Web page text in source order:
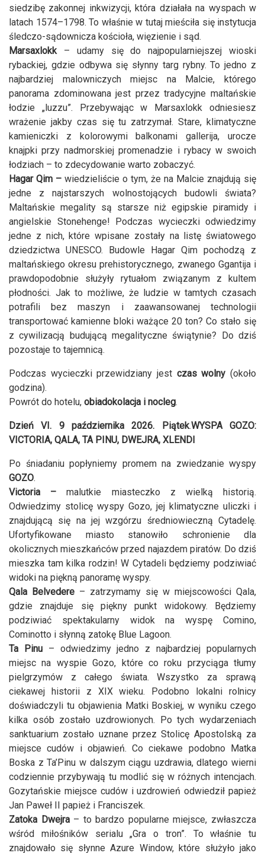
siedzibę zakonnej inkwizycji, która działała na wyspach w
latach 1574–1798. To właśnie w tutaj mieściła się instytucja
śledczo-sądownicza kościoła, więzienie i sąd.
Marsaxlokk – udamy się do najpopularniejszej wioski
rybackiej, gdzie odbywa się słynny targ rybny. To jedno z
najbardziej malowniczych miejsc na Malcie, którego
panorama zdominowana jest przez tradycyjne maltańskie
łodzie „luzzu”. Przebywając w Marsaxlokk odniesiesz
wrażenie jakby czas się tu zatrzymał. Stare, klimatyczne
kamieniczki z kolorowymi balkonami gallerija, urocze
knajpki przy nadmorskiej promenadzie i rybacy w swoich
łodziach – to zdecydowanie warto zobaczyć.
Hagar Qim – wiedzieliście o tym, że na Malcie znajdują się
jedne z najstarszych wolnostojących budowli świata?
Maltańskie megality są starsze niż egipskie piramidy i
angielskie Stonehenge! Podczas wycieczki odwiedzimy
jedne z nich, które wpisane zostały na listę światowego
dziedzictwa UNESCO. Budowle Hagar Qim pochodzą z
maltańskiego okresu prehistorycznego, zwanego Ggantija i
prawdopodobnie służyły rytuałom związanym z kultem
płodności. Jak to możliwe, że ludzie w tamtych czasach
potrafili bez maszyn i zaawansowanej technologii
transportować kamienne bloki ważące 20 ton? Co stało się
z cywilizacją budującą megalityczne świątynie? Do dziś
pozostaje to tajemnicą.
Podczas wycieczki przewidziany jest czas wolny (około
godzina).
Powrót do hotelu, obiadokolacja i nocleg.
Dzień VI. 9 października 2026. Piątek.WYSPA GOZO:
VICTORIA, QALA, TA PINU, DWEJRA, XLENDI
Po śniadaniu popłyniemy promem na zwiedzanie wyspy
GOZO.
Victoria –malutkie miasteczko z wielką historią.
Odwiedzimy stolicę wyspy Gozo, jej klimatyczne uliczki i
znajdującą się na jej wzgórzu średniowieczną Cytadelę.
Ufortyfikowane miasto stanowiło schronienie dla
okolicznych mieszkańców przed najazdem piratów. Do dziś
mieszka tam kilka rodzin! W Cytadeli będziemy podziwiać
widoki na piękną panoramę wyspy.
Qala Belvedere – zatrzymamy się w miejscowości Qala,
gdzie znajduje się piękny punkt widokowy. Będziemy
podziwiać spektakularny widok na wyspę Comino,
Cominotto i słynną zatokę Blue Lagoon.
Ta Pinu – odwiedzimy jedno z najbardziej popularnych
miejsc na wyspie Gozo, które co roku przyciąga tłumy
pielgrzymów z całego świata. Wszystko za sprawą
ciekawej historii z XIX wieku. Podobno lokalni rolnicy
doświadczyli tu objawienia Matki Boskiej, w wyniku czego
kilka osób zostało uzdrowionych. Po tych wydarzeniach
sanktuarium zostało uznane przez Stolicę Apostolską za
miejsce cudów i objawień. Co ciekawe podobno Matka
Boska z Ta’Pinu w dalszym ciągu uzdrawia, dlatego wierni
codziennie przybywają tu modlić się w różnych intencjach.
Gozytańskie miejsce cudów i uzdrowień odwiedził papież
Jan Paweł II papież i Franciszek.
Zatoka Dwejra– to bardzo popularne miejsce, zwłaszcza
wśród miłośników serialu „Gra o tron”. To właśnie tu
znajdowało się słynne Azure Window, które służyło jako